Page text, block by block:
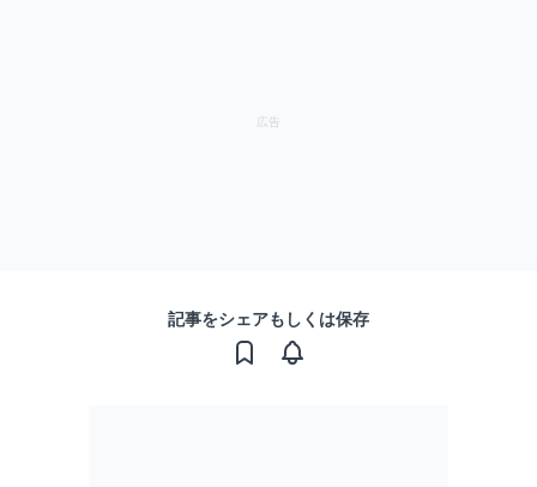
記事をシェアもしくは保存